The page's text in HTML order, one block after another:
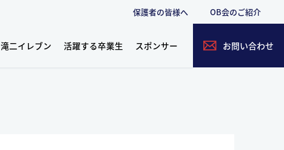
保護者の皆様へ OB会のご紹介
滝二イレブン 活躍する卒業生 スポンサー お問い合わせ